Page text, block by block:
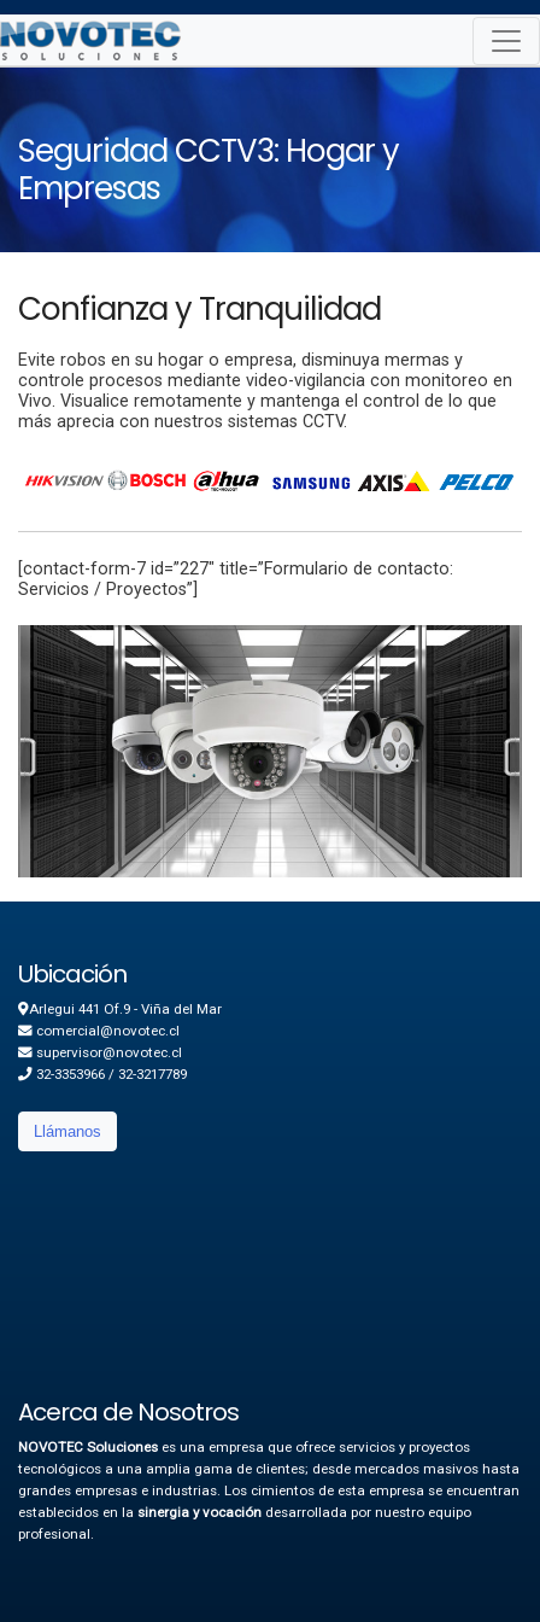
Skip
to
Seguridad CCTV3: Hogar y
Empresas
Confianza y Tranquilidad
Evite robos en su hogar o empresa, disminuya mermas y
controle procesos mediante video-vigilancia con monitoreo en
Vivo. Visualice remotamente y mantenga el control de lo que
más aprecia con nuestros sistemas CCTV.
[contact-form-7 id=”227″ title=”Formulario de contacto:
Servicios / Proyectos”]
Ubicación
Arlegui 441 Of.9 - Viña del Mar
comercial@novotec.cl
supervisor@novotec.cl
32-3353966 / 32-3217789
Llámanos
Acerca de Nosotros
NOVOTEC Soluciones es una empresa que ofrece servicios y proyectos
tecnológicos a una amplia gama de clientes; desde mercados masivos hasta
grandes empresas e industrias. Los cimientos de esta empresa se encuentran
establecidos en la sinergia y vocación desarrollada por nuestro equipo
profesional.